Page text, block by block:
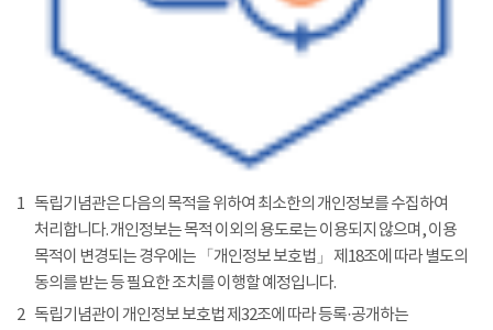
1 독립기념관은 다음의 목적을 위하여 최소한의 개인정보를 수집하여
처리합니다. 개인정보는 목적 이외의 용도로는 이용되지 않으며, 이용
목적이 변경되는 경우에는 「개인정보 보호법」 제18조에 따라 별도의
동의를 받는 등 필요한 조치를 이행할 예정입니다.
2 독립기념관이 개인정보 보호법 제32조에 따라 등록·공개하는